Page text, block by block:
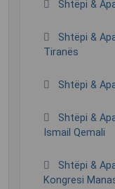
Shtëpi &
Shtëpi &
Tiranës
Shtëpi &
Shtëpi &
Ismail Qemali
Shtëpi &
Kongresi